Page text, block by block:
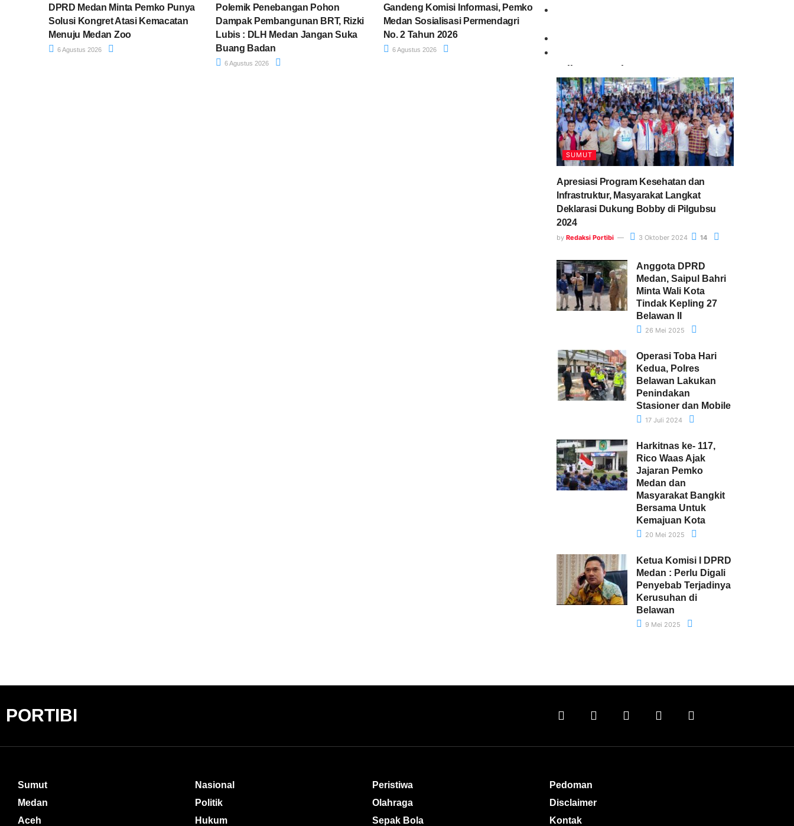
DPRD Medan Minta Pemko Punya
Solusi Kongret Atasi Kemacatan
Menuju Medan Zoo
6 Agustus 2026
Polemik Penebangan Pohon
Dampak Pembangunan BRT, Rizki
Lubis : DLH Medan Jangan Suka
Buang Badan
6 Agustus 2026
Gandeng Komisi Informasi, Pemko
Medan Sosialisasi Permendagri
No. 2 Tahun 2026
6 Agustus 2026
Paling Banyak Komentar
SUMUT
Apresiasi Program Kesehatan dan
Infrastruktur, Masyarakat Langkat
Deklarasi Dukung Bobby di Pilgubsu
2024
by Redaksi Portibi 3 Oktober 2024 14
Anggota DPRD
Medan, Saipul Bahri
Minta Wali Kota
Tindak Kepling 27
Belawan II
26 Mei 2025
Operasi Toba Hari
Kedua, Polres
Belawan Lakukan
Penindakan
Stasioner dan Mobile
17 Juli 2024
Harkitnas ke- 117,
Rico Waas Ajak
Jajaran Pemko
Medan dan
Masyarakat Bangkit
Bersama Untuk
Kemajuan Kota
20 Mei 2025
Ketua Komisi I DPRD
Medan : Perlu Digali
Penyebab Terjadinya
Kerusuhan di
Belawan
9 Mei 2025
PORTIBI
Sumut
Medan
Aceh
Nasional
Politik
Hukum
Peristiwa
Olahraga
Sepak Bola
Pedoman
Disclaimer
Kontak